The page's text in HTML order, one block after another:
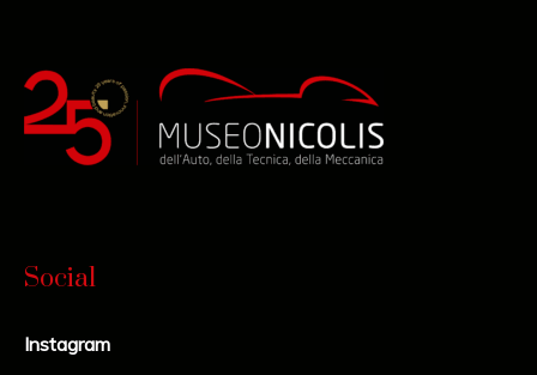
Social
Instagram